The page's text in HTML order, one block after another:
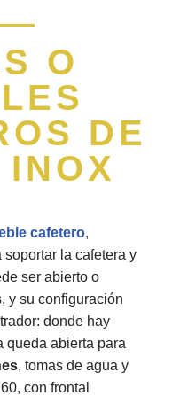
O
DE
cafetero,
la cafetera y
ser abierto o
y su configuración
donde hay
queda abierta para
, tomas de agua y
con frontal